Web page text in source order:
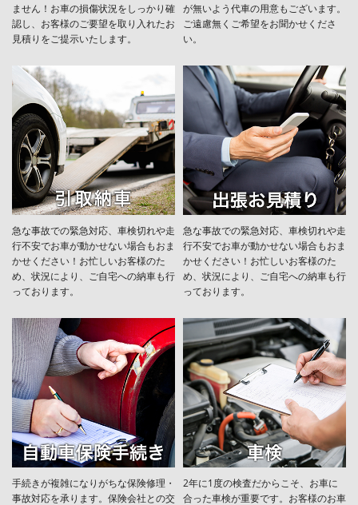
ません！お車の損傷状況をしっかり確
認し、お客様のご要望を取り入れたお
見積りをご提示いたします。
が無いよう代車の用意もございます。
ご遠慮無くご希望をお聞かせくださ
い。
急な事故での緊急対応、車検切れや走
行不安でお車が動かせない場合もおま
かせください！お忙しいお客様のた
め、状況により、ご自宅への納⾞も⾏
っております。
急な事故での緊急対応、車検切れや走
行不安でお車が動かせない場合もおま
かせください！お忙しいお客様のた
め、状況により、ご自宅への納⾞も⾏
っております。
手続きが複雑になりがちな保険修理・
事故対応を承ります。保険会社との交
2年に1度の検査だからこそ、お車に
合った車検が重要です。お客様のお車